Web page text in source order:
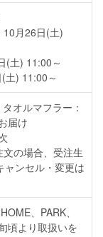
10月26日(土)
(土) 11:00～
土) 11:00～
オルマフラー：
届け
文の場合、受注生
ャンセル・変更は
、PARK、
頃より取扱いを